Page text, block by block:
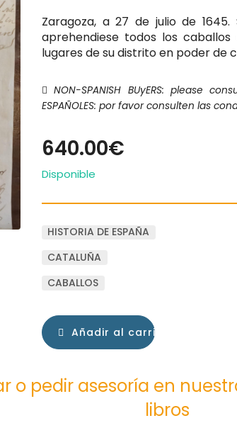
Zaragoza, a 27 de julio de
aprehendiese todos los
lugares de su distrito en poder de
NON-SPANISH BUyERS: please
ESPAÑOLES: por favor consulten las
640.00€
Disponible
HISTORIA DE ESPAÑA
CATALUÑA
CABALLOS
Añadir al carrito
o pedir asesoría en
libros